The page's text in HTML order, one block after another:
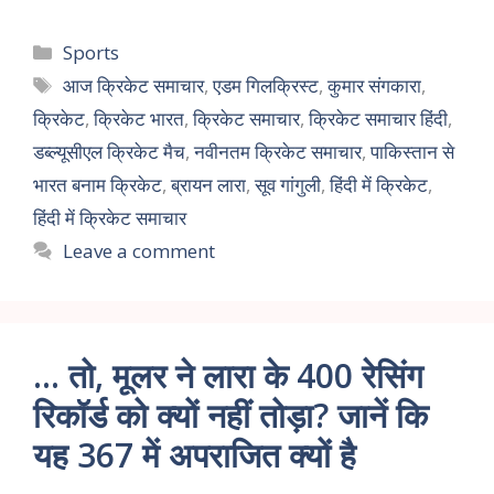
Sports
आज क्रिकेट समाचार,एडम गिलक्रिस्ट,कुमार संगकारा,
क्रिकेट,क्रिकेट भारत,क्रिकेट समाचार,क्रिकेट समाचार हिंदी,
डब्ल्यूसीएल क्रिकेट मैच,नवीनतम क्रिकेट समाचार,पाकिस्तान से
भारत बनाम क्रिकेट,ब्रायन लारा,सूव गांगुली,हिंदी में क्रिकेट,
हिंदी में क्रिकेट समाचार
Leave a comment
… तो, मूलर ने लारा के 400 रेसिंग
रिकॉर्ड को क्यों नहीं तोड़ा? जानें कि
यह 367 में अपराजित क्यों है